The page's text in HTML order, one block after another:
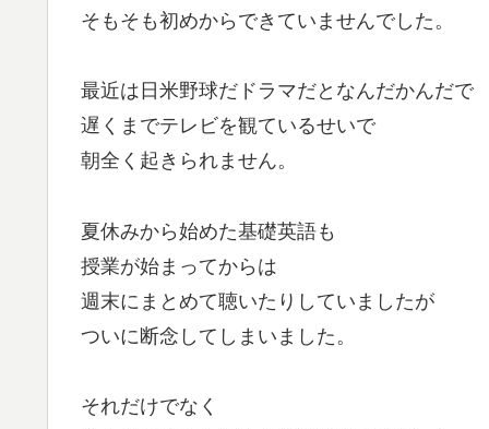
そもそも初めからできていませんでした。
最近は日米野球だドラマだとなんだかんだで
遅くまでテレビを観ているせいで
朝全く起きられません。
夏休みから始めた基礎英語も
授業が始まってからは
週末にまとめて聴いたりしていましたが
ついに断念してしまいました。
それだけでなく